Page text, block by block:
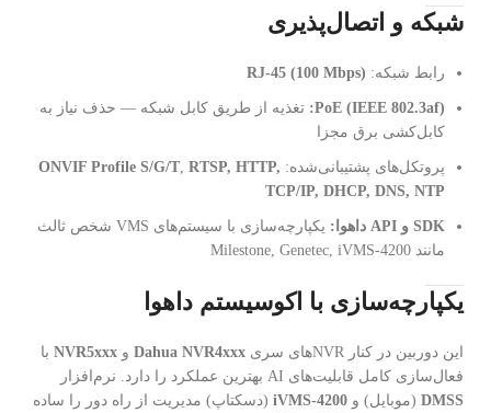
شبکه و اتصال‌پذیری
رابط شبکه: RJ-45 (100 Mbps)
PoE (IEEE 802.3af): تغذیه از طریق کابل شبکه — حذف نیاز به
کابل‌کشی برق مجزا
پروتکل‌های پشتیبانی‌شده: ONVIF Profile S/G/T RTSP, HTTP,
TCP/IP, DHCP, DNS, NTP
SDK و API داهوا:
یکپارچه‌سازی با سیستم‌های VMS شخص ثالث
مانند Milestone, Genetec, iVMS-4200
یکپارچه‌سازی با اکوسیستم داهوا
این دوربین در کنار NVRهای سری Dahua NVR4xxx و NVR5xxx با
فعال‌سازی کامل قابلیت‌های AI بهترین عملکرد را دارد. نرم‌افزار
DMSS (موبایل) و iVMS-4200 (دسکتاپ) مدیریت از راه دور را ساده